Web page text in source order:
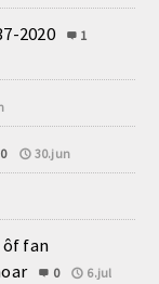
2020
1
0 30.jun
fan
0 6.jul